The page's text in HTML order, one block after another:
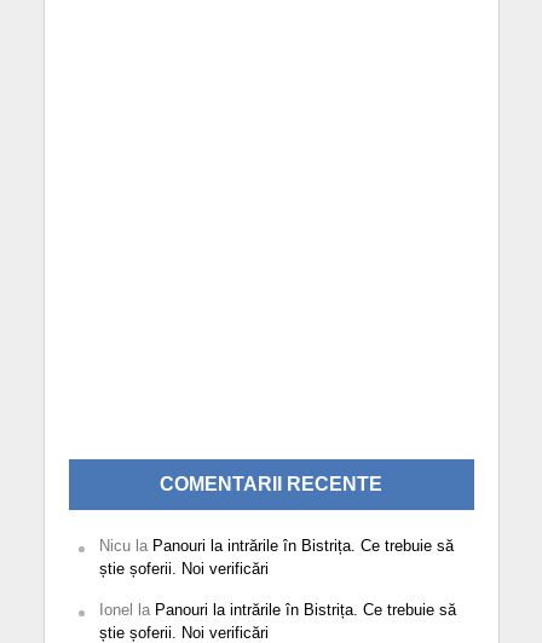
COMENTARII RECENTE
Nicula Panouri la intrările în Bistrița. Ce trebuie să
știe șoferii. Noi verificări
Ionel la Panouri la intrările în Bistrița. Ce trebuie să
știe șoferii. Noi verificări